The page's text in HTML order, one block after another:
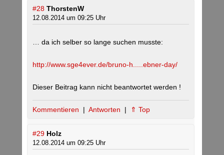
#28 ThorstenW
12.08.2014 um 09:25 Uhr
… da ich selber so lange suchen musste:
http://www.sge4ever.de/bruno-h.....ebner-day/
Dieser Beitrag kann nicht beantwortet werden !
Kommentieren | Antworten | ⇑ Top
#29 Holz
12.08.2014 um 09:25 Uhr